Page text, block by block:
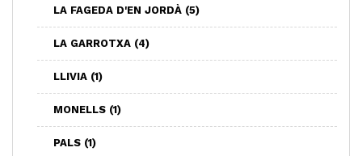
LA FAGEDA D'EN JORDÀ (5)
LA GARROTXA (4)
LLIVIA (1)
MONELLS (1)
PALS (1)